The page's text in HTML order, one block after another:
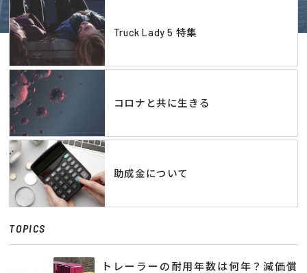
Truck Lady 5 特集
コロナと共に生きる
助成金について
TOPICS
トレーラーの耐用年数は何年？減価償